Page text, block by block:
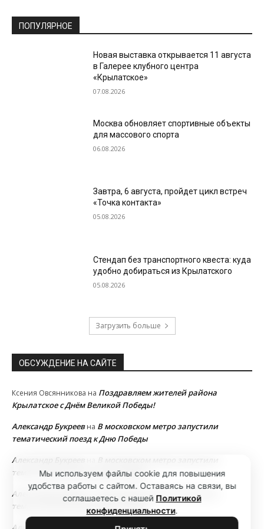
ПОПУЛЯРНОЕ
Новая выставка открывается 11 августа
в Галерее клубного центра
«Крылатское»
07.08.2026
Москва обновляет спортивные объекты
для массового спорта
06.08.2026
Завтра, 6 августа, пройдет цикл встреч
«Точка контакта»
05.08.2026
Стендап без транспортного квеста: куда
удобно добираться из Крылатского
05.08.2026
Загрузить больше
ОБСУЖДЕНИЕ НА САЙТЕ
Ксения Овсянникова на Поздравляем жителей района
Крылатское с Днём Великой Победы!
Александр Букреевна В московском метро запустили
тематический поезд к Дню Победы
Александр Букреев
В московском метро запустили
тематический поезд к Дню Победы
Александр Букреев
В московском метро запустили
тематический поезд к Дню Победы
Мы используем файлы cookie для повышения
удобства работы с сайтом. Оставаясь на связи, вы
соглашаетесь с нашей Политикой
конфиденциальности.